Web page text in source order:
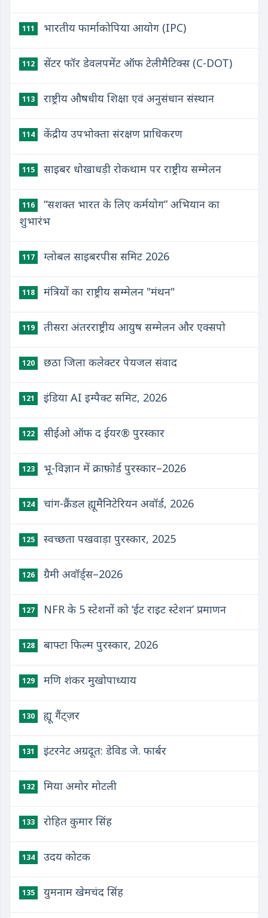
111 भारतीय फार्माकोपिया आयोग (IPC)
112 सेंटर फॉर डेवलपमेंट ऑफ टेलीमैटिक्स (C-DOT)
113 राष्ट्रीय औषधीय शिक्षा एवं अनुसंधान संस्थान
114 केंद्रीय उपभोक्ता संरक्षण प्राधिकरण
115 साइबर धोखाधड़ी रोकथाम पर राष्ट्रीय सम्मेलन
116
“सशक्त भारत के लिए कर्मयोग” अभियान का
शुभारंभ
117 ग्लोबल साइबरपीस समिट 2026
118 मंत्रियों का राष्ट्रीय सम्मेलन "मंथन"
119 तीसरा अंतरराष्ट्रीय आयुष सम्मेलन और एक्सपो
120 छठा जिला कलेक्टर पेयजल संवाद
121 इंडिया AI इम्पैक्ट समिट, 2026
122 सीईओ ऑफ द ईयर® पुरस्कार
123 भू-विज्ञान में क्राफ़ोर्ड पुरस्कार–2026
124 चांग-क्रैंडल ह्यूमैनिटेरियन अवॉर्ड, 2026
125 स्वच्छता पखवाड़ा पुरस्कार, 2025
126 ग्रैमी अवॉर्ड्स–2026
127 NFR के 5 स्टेशनों को ‘ईट राइट स्टेशन’ प्रमाणन
128 बाफ्टा फिल्म पुरस्कार, 2026
129 मणि शंकर मुखोपाध्याय
130 ह्यू गैंट्ज़र
131 इंटरनेट अग्रदूत: डेविड जे. फार्बर
132 मिया अमोर मोटली
133 रोहित कुमार सिंह
134 उदय कोटक
135 युमनाम खेमचंद सिंह